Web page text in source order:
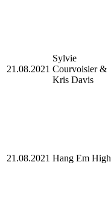
21.08.2021
Sylvie
Courvoisier &
Kris Davis
21.08.2021 Hang Em High